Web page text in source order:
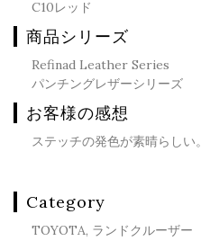
C10レッド
商品シリーズ
Refinad Leather Series
パンチングレザーシリーズ
お客様の感想
ステッチの発色が素晴らしい。
Category
TOYOTA, ランドクルーザー